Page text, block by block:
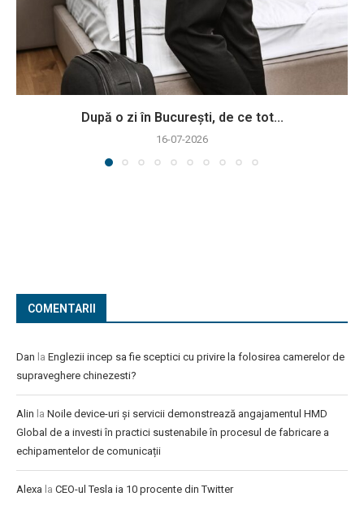
După o zi în București, de ce tot...
16-07-2026
COMENTARII
Dan la Englezii incep sa fie sceptici cu privire la folosirea camerelor de
supraveghere chinezesti?
Alin la Noile device-uri și servicii demonstrează angajamentul HMD
Global de a investi în practici sustenabile în procesul de fabricare a
echipamentelor de comunicații
Alexa la CEO-ul Tesla ia 10 procente din Twitter